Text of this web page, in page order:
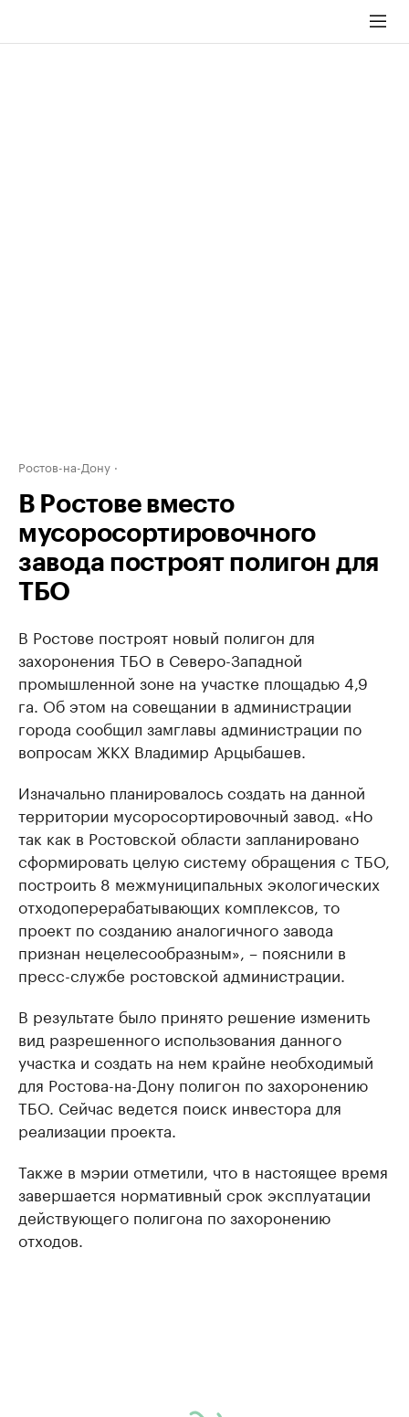
Ростов-на-Дону
В Ростове вместо
мусоросортировочного
завода построят полигон для
ТБО
В Ростове построят новый полигон для
захоронения ТБО в Северо-Западной
промышленной зоне на участке площадью 4,9
га. Об этом на совещании в администрации
города сообщил замглавы администрации по
вопросам ЖКХ Владимир Арцыбашев.
Изначально планировалось создать на данной
территории мусоросортировочный завод. «Но
так как в Ростовской области запланировано
сформировать целую систему обращения с ТБО,
построить 8 межмуниципальных экологических
отходоперерабатывающих комплексов, то
проект по созданию аналогичного завода
признан нецелесообразным», – пояснили в
пресс-службе ростовской администрации.
В результате было принято решение изменить
вид разрешенного использования данного
участка и создать на нем крайне необходимый
для Ростова-на-Дону полигон по захоронению
ТБО. Сейчас ведется поиск инвестора для
реализации проекта.
Также в мэрии отметили, что в настоящее время
завершается нормативный срок эксплуатации
действующего полигона по захоронению
отходов.